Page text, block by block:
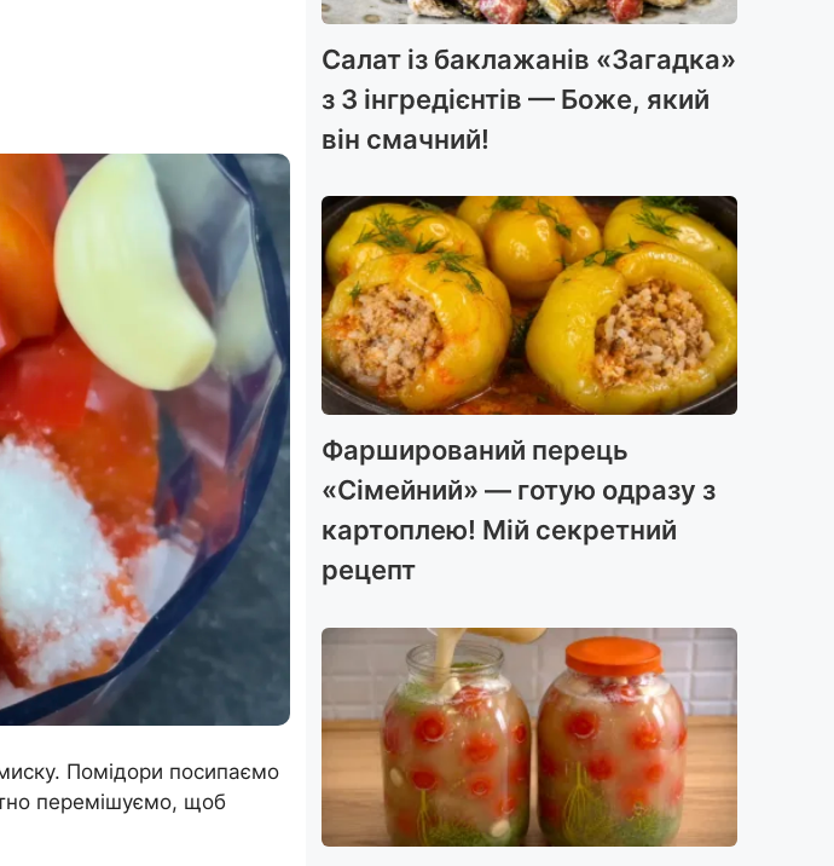
Помідори посипаємо
перемішуємо, щоб
Салат із баклажанів «Загадка»
з 3 інгредієнтів — Боже, який
він смачний!
Фарширований перець
«Сімейний» — готую одразу з
картоплею! Мій секретний
рецепт